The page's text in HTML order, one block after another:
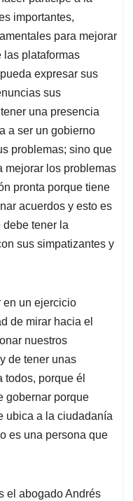
importantes,
para mejorar
las plataformas
expresar sus
sus
una presencia
a ser un gobierno
problemas; sino que
mejorar los problemas
pronta porque tiene
acuerdos y esto es
debe tener la
sus simpatizantes y
en un ejercicio
de mirar hacia el
nuestros
de tener unas
porque él
gobernar porque
ubica a la ciudadanía
es una persona que
el abogado Andrés